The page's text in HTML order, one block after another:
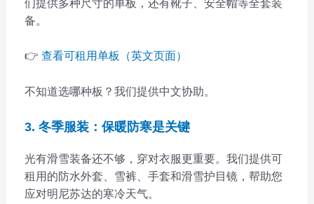
备。
👉 查看可租用单板（英文页面）
不知道选哪种板？我们提供中文协助。
3. 冬季服装：保暖防寒是关键
光有滑雪装备还不够，穿对衣服更重要。我们提供可
租用的防水外套、雪裤、手套和滑雪护目镜，帮助您
应对明尼苏达的寒冷天气。